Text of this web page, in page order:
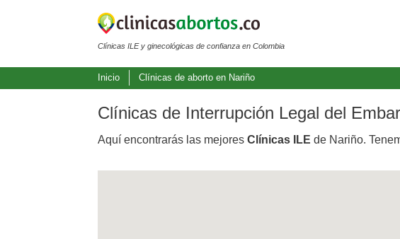
Clínicas ILE y ginecológicas de confianza en Colombia
Inicio Clínicas de aborto en Nariño
Clínicas de Interrupción Legal del
Aquí encontrarás las mejores Clínicas ILE de Nariño.